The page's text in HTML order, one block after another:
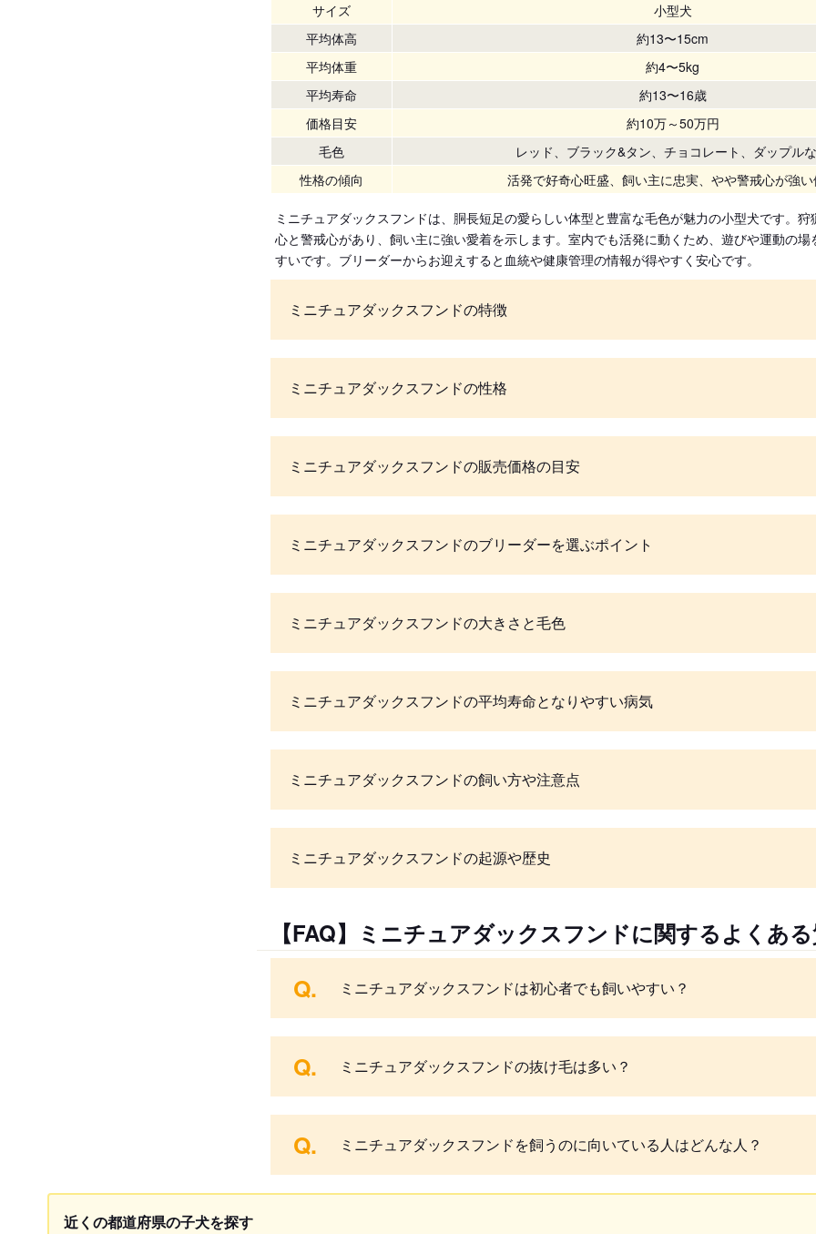
サイズ
小型犬
平均体高
約13〜15cm
平均体重
約4〜5kg
平均寿命
約13〜16歳
価格目安
約10万～50万円
毛色
レッド、ブラック&タン、チョコレート、ダップル
性格の傾向
活発で好奇心旺盛、飼い主に忠実、やや警戒心が強
ミニチュアダックスフンドは、胴長短足の愛らしい体型と豊富な毛色が魅力の小型犬です。
心と警戒心があり、飼い主に強い愛着を示します。室内でも活発に動くため、遊びや運動の
すいです。ブリーダーからお迎えすると血統や健康管理の情報が得やすく安心です。
ミニチュアダックスフンドの特徴
ミニチュアダックスフンドの性格
ミニチュアダックスフンドの販売価格の目安
ミニチュアダックスフンドのブリーダーを選ぶポイント
ミニチュアダックスフンドの大きさと毛色
ミニチュアダックスフンドの平均寿命となりやすい病気
ミニチュアダックスフンドの飼い方や注意点
ミニチュアダックスフンドの起源や歴史
【FAQ】ミニチュアダックスフンドに関するよくあ
Q. ミニチュアダックスフンドは初心者でも飼いやすい？
Q. ミニチュアダックスフンドの抜け毛は多い？
Q. ミニチュアダックスフンドを飼うのに向いている人はどんな人？
近くの都道府県の子犬を探す